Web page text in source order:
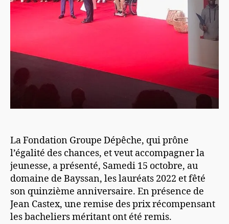
La Fondation Groupe Dépêche, qui prône
l’égalité des chances, et veut accompagner la
jeunesse, a présenté, Samedi 15 octobre, au
domaine de Bayssan, les lauréats 2022 et fêté
son quinzième anniversaire. En présence de
Jean Castex, une remise des prix récompensant
les bacheliers méritant ont été remis.